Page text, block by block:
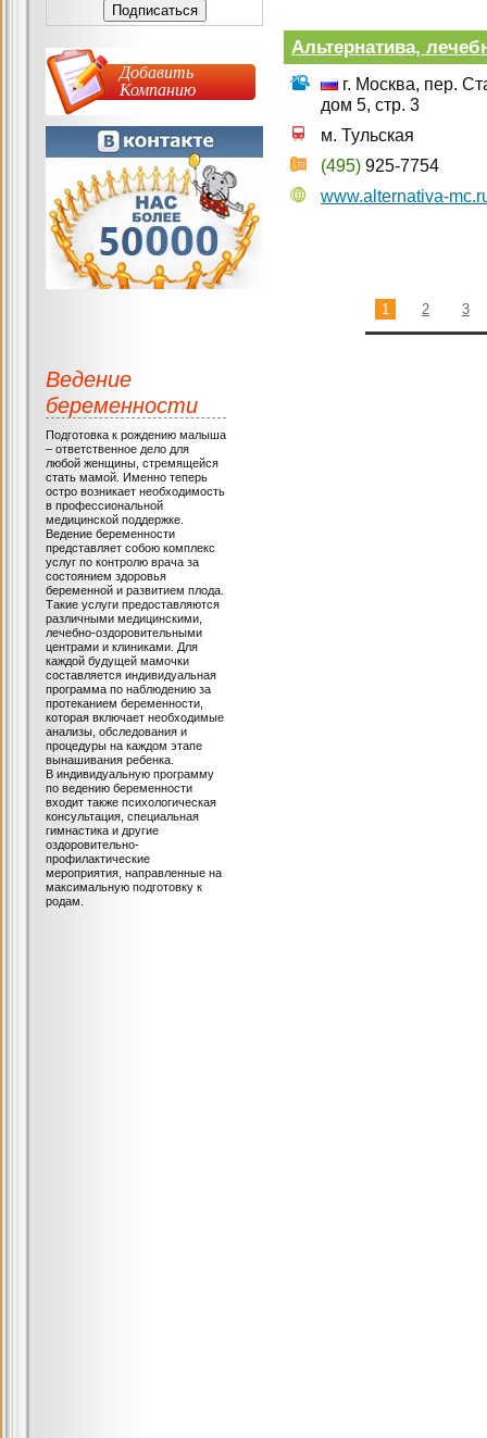
Альтернатива,
г. Москва, пер.
дом 5, стр. 3
м. Тульская
(495) 925-7754
www.alternativa-
1 2 3
Добавить
Компанию
Ведение
беременности
Подготовка к рождению малыша
– ответственное дело для
любой женщины, стремящейся
стать мамой. Именно теперь
остро возникает необходимость
в профессиональной
медицинской поддержке.
Ведение беременности
представляет собою комплекс
услуг по контролю врача за
состоянием здоровья
беременной и развитием плода.
Такие услуги предоставляются
различными медицинскими,
лечебно-оздоровительными
центрами и клиниками. Для
каждой будущей мамочки
составляется индивидуальная
программа по наблюдению за
протеканием беременности,
которая включает необходимые
анализы, обследования и
процедуры на каждом этапе
вынашивания ребенка.
В индивидуальную программу
по ведению беременности
входит также психологическая
консультация, специальная
гимнастика и другие
оздоровительно-
профилактические
мероприятия, направленные на
максимальную подготовку к
родам.